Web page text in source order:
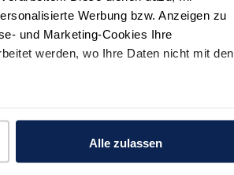
Werbung bzw. Anzeigen zu
und Marketing-Cookies Ihre
werden, wo Ihre Daten nicht mit den
Alle zulassen